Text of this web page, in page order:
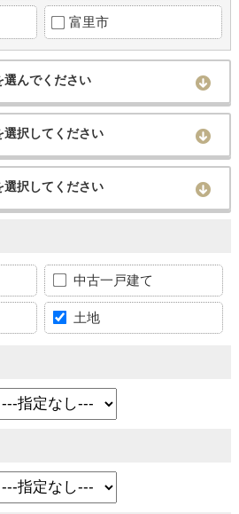
富里市
選んでください
選択してください
選択してください
中古一戸建て
土地